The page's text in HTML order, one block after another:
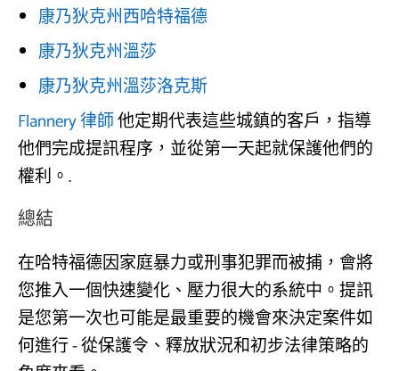
康乃狄克州西哈特福德
康乃狄克州溫莎
康乃狄克州溫莎洛克斯
Flannery 律師他定期代表這些城鎮的客戶，指導
他們完成提訊程序，並從第一天起就保護他們的
權利。.
總結
在哈特福德因家庭暴力或刑事犯罪而被捕，會將
您推入一個快速變化、壓力很大的系統中。提訊
是您第一次也可能是最重要的機會來決定案件如
何進行 - 從保護令、釋放狀況和初步法律策略的